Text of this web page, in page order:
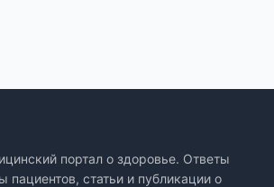
портал о здоровье. Ответы
пациентов, статьи и публикации о